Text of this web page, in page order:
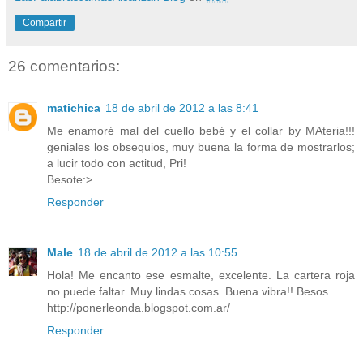
Compartir
26 comentarios:
matichica 18 de abril de 2012 a las 8:41
Me enamoré mal del cuello bebé y el collar by MAteria!!!
geniales los obsequios, muy buena la forma de mostrarlos;
a lucir todo con actitud, Pri!
Besote:>
Responder
Male 18 de abril de 2012 a las 10:55
Hola! Me encanto ese esmalte, excelente. La cartera roja
no puede faltar. Muy lindas cosas. Buena vibra!! Besos
http://ponerleonda.blogspot.com.ar/
Responder